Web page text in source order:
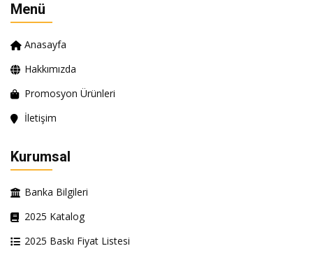
Menü
Anasayfa
Hakkımızda
Promosyon Ürünleri
İletişim
Kurumsal
Banka Bilgileri
2025 Katalog
2025 Baskı Fiyat Listesi